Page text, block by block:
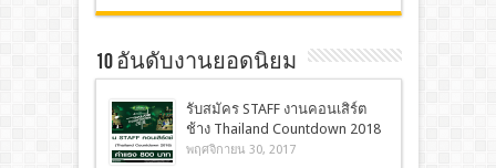
10 อันดับงานยอดนิยม
รับสมัคร STAFF งานคอนเสิร์ต
ช้าง Thailand Countdown 2018
พฤศจิกายน 30, 2017